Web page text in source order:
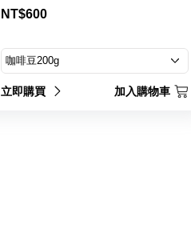
NT$600
立即購買 加入購物車